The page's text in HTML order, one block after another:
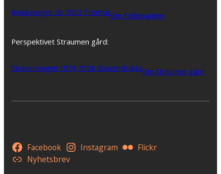
Kvaløyvegen 38, 9013 TromsøOm Folkeparken
Perspektivet Straumen gård:
Straumsvegen 1874, 9106 StraumsbuktaOm Straumen gård
Facebook Instagram
Flickr
Nyhetsbrev